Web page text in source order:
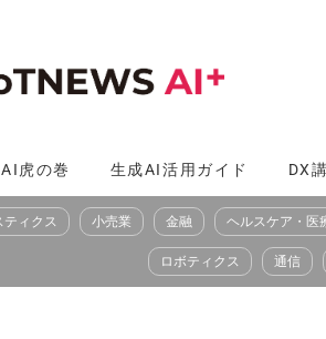
AI虎の巻 生成AI活用ガイド DX
ティクス 小売業 金融 ヘルスケア・医
ロボティクス 通信